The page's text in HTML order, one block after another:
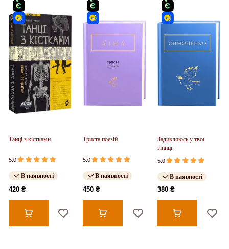
Танці з кістками
5.0
В наявності
420 ₴
Триста поезій
5.0
В наявності
450 ₴
Задивляюсь у твої
зіниці
5.0
В наявності
380 ₴